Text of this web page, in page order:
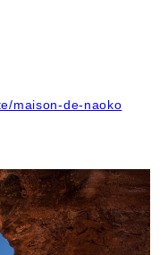
maison-de-naoko